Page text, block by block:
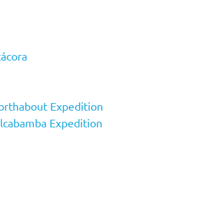
Expedition
Expedition